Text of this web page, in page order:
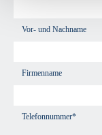
Vor- und Nachname
Firmenname
Telefonnummer*